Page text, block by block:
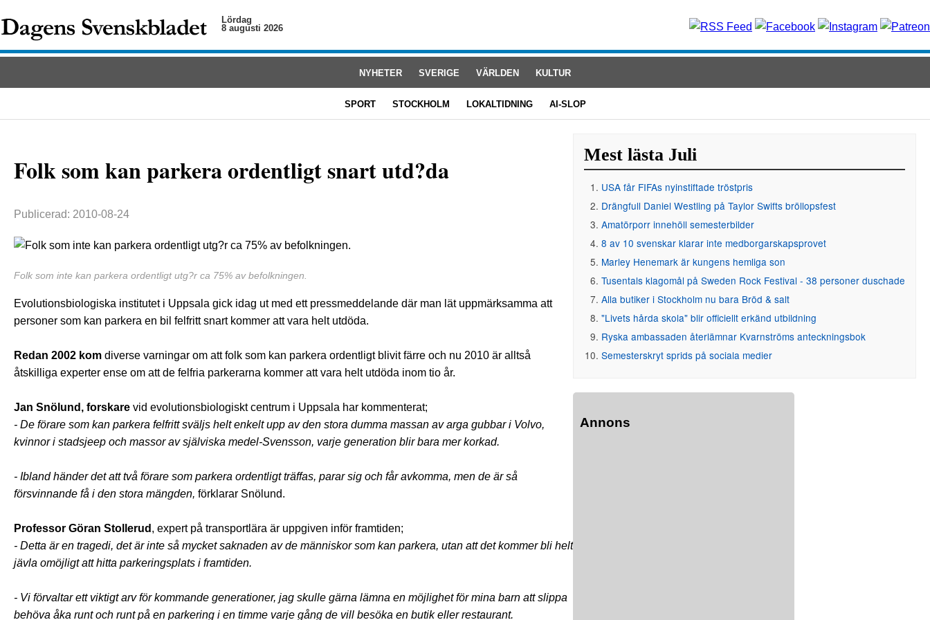
Lördag
8 augusti 2026
NYHETER SVERIGE VÄRLDEN KULTUR
SPORT STOCKHOLM LOKALTIDNING AI-SLOP
Folk som kan parkera ordentligt snart utd?da
Publicerad: 2010-08-24
Folk som inte kan parkera ordentligt utg?r ca 75% av befolkningen.
Evolutionsbiologiska institutet i Uppsala gick idag ut med ett pressmeddelande där man lät uppmärksamma att
personer som kan parkera en bil felfritt snart kommer att vara helt utdöda.
Redan 2002 kom diverse varningar om att folk som kan parkera ordentligt blivit färre och nu 2010 är alltså
åtskilliga experter ense om att de felfria parkerarna kommer att vara helt utdöda inom tio år.
Jan Snölund, forskare vid evolutionsbiologiskt centrum i Uppsala har kommenterat;
- De förare som kan parkera felfritt sväljs helt enkelt upp av den stora dumma massan av arga gubbar i Volvo,
kvinnor i stadsjeep och massor av själviska medel-Svensson, varje generation blir bara mer korkad.
- Ibland händer det att två förare som parkera ordentligt träffas, parar sig och får avkomma, men de är så
försvinnande få i den stora mängden, förklarar Snölund.
Professor Göran Stollerud , expert på transportlära är uppgiven inför framtiden;
- Detta är en tragedi, det är inte så mycket saknaden av de människor som kan parkera, utan att det kommer bli helt
jävla omöjligt att hitta parkeringsplats i framtiden.
- Vi förvaltar ett viktigt arv för kommande generationer, jag skulle gärna lämna en möjlighet för mina barn att slippa
behöva åka runt och runt på en parkering i en timme varje gång de vill besöka en butik eller restaurant.
Mest lästa Juli
USA får FIFAs nyinstiftade tröstpris
Drängfull Daniel Westling på Taylor Swifts bröllopsfest
Amatörporr innehöll semesterbilder
8 av 10 svenskar klarar inte medborgarskapsprovet
Marley Henemark är kungens hemliga son
Tusentals klagomål på Sweden Rock Festival - 38 personer duschade
Alla butiker i Stockholm nu bara Bröd & salt
"Livets hårda skola" blir officiellt erkänd utbildning
Ryska ambassaden återlämnar Kvarnströms anteckningsbok
Semesterskryt sprids på sociala medier
Annons